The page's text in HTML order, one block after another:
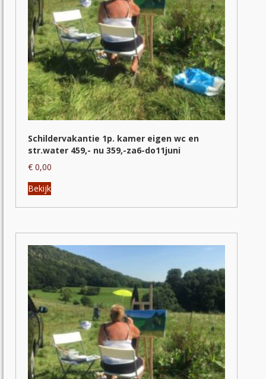
Schildervakantie 1p. kamer eigen wc en
str.water 459,- nu 359,-za6-do11juni
€ 0,00
Bekijk
Dit
product
heeft
variaties.
Deze
optie
kan
gekozen
worden
op
de
productpagina